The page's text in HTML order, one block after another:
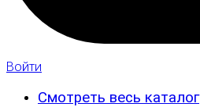
Войти
Смотреть весь каталог